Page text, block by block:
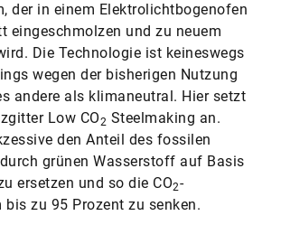
der in einem Elektrolichtbogenofen
eingeschmolzen und zu neuem
Die Technologie ist keineswegs
wegen der bisherigen Nutzung
andere als klimaneutral. Hier setzt
Low CO2 Steelmaking an.
den Anteil des fossilen
grünen Wasserstoff auf Basis
ersetzen und so die CO2-
bis zu 95 Prozent zu senken.